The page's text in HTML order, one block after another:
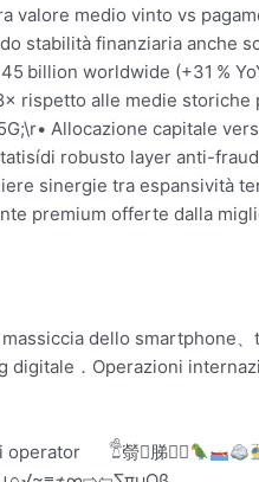
valore medio vinto vs
stabilità finanziaria
billion worldwide (+31 %
rispetto alle medie
Allocazione capitale
robusto layer anti-
sinergie tra
premium offerte dalla
dello
．Operazioni